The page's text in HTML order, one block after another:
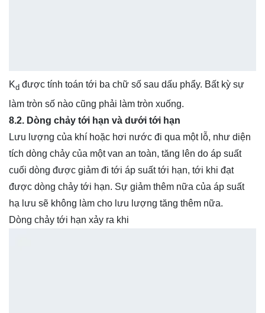
Kd được tính toán tới ba chữ số sau dấu phẩy. Bất kỳ sự
làm tròn số nào cũng phải làm tròn xuống.
8.2. Dòng chảy tới hạn và dưới tới hạn
Lưu lượng của khí hoặc hơi nước đi qua một lỗ, như diện
tích dòng chảy của một van an toàn, tăng lên do áp suất
cuối dòng được giảm đi tới áp suất tới hạn, tới khi đạt
được dòng chảy tới hạn. Sự giảm thêm nữa của áp suất
hạ lưu sẽ không làm cho lưu lượng tăng thêm nữa.
Dòng chảy tới hạn xảy ra khi